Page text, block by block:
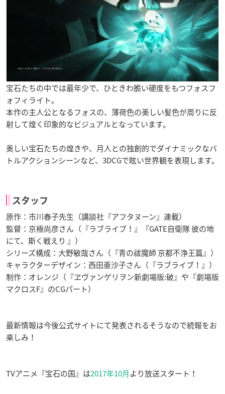
宝石たちの中では最年少で、ひときわ脆い硬度をもつフォスフ
ォフィライト。
本作の主人公となるフォスの、薄荷色の美しい髪色が周りに反
射して煌く印象的なビジュアルとなっています。
美しい宝石たちの煌きや、月人との独創的でダイナミックなバ
トルアクションシーンなど、3DCGで眩い世界観を表現します。
スタッフ
原作：市川春子先生（講談社『アフタヌーン』連載）
監督：京極尚彦さん（『ラブライブ！』『GATE自衛隊 彼の地
にて、斯く戦えり 』）
シリーズ構成：大野敏哉さん（『青の祓魔師 京都不浄王篇』）
キャラクターデザイン：西田亜沙子さん（『ラブライブ！』）
制作：オレンジ（『ヱヴァンゲリヲン新劇場版:破』や『劇場版
マクロスF』のCGパート）
最新情報は今後公式サイトにて発表されるそうなので続報をお
楽しみ！
TVアニメ『宝石の国』は2017年10月より放送スタート！